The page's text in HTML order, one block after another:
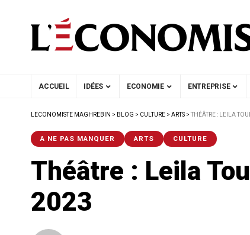
ACCUEIL IDÉES ECONOMIE ENTREPRISE
LECONOMISTE MAGHREBIN > BLOG > CULTURE > ARTS >THÉÂTRE : LEILA
A NE PAS MANQUER ARTS CULTURE
Théâtre : Leila
2023